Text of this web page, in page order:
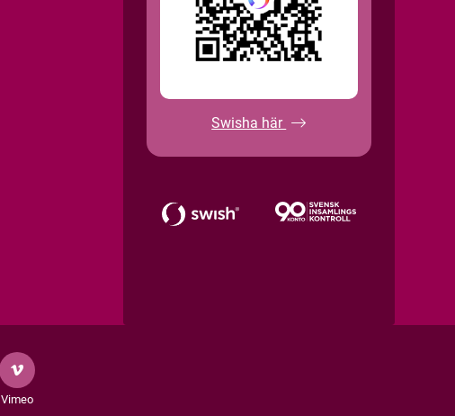
Swisha här
Vimeo